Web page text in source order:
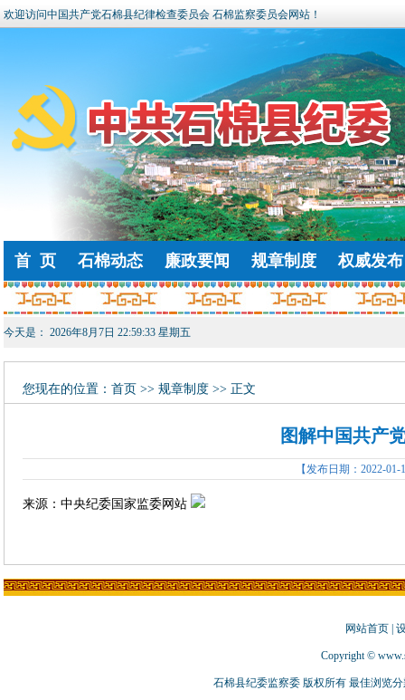
欢迎访问中国共产党石棉县纪律检查委员会 石棉监察委员会网站！
首 页 石棉动态 廉政要闻 规章制度 权威发布
今天是： 2026年8月7日 22:59:33 星期五
您现在的位置： 首页 >> 规章制度 >> 正文
图解中国共产
【发布日期：2022-01-
来源：中央纪委国家监委网站
网站首页
Copyright ©
石棉县纪委监察委 版权所有 最佳浏览